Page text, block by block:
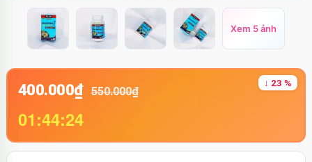
Xem 5 ảnh
400.000₫ 550.000₫
↓ 23 %
01:44:23